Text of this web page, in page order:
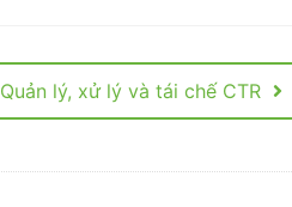
Quản lý, xử lý và tái chế CTR